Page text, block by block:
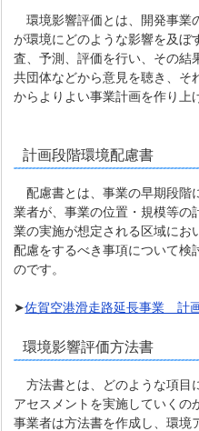
環境影響評価とは、開発事業
が環境にどのような影響を及ぼ
査、予測、評価を行い、その結
共団体などから意見を聴き、そ
からよりよい事業計画を作り上
計画段階環境配慮書
配慮書とは、事業の早期段階
業者が、事業の位置・規模等の
業の実施が想定される区域にお
配慮をするべき事項について検
のです。
➤佐賀空港滑走路延長事業 計
環境影響評価方法書
方法書とは、どのような項目
アセスメントを実施していくの
事業者は方法書を作成し、環境